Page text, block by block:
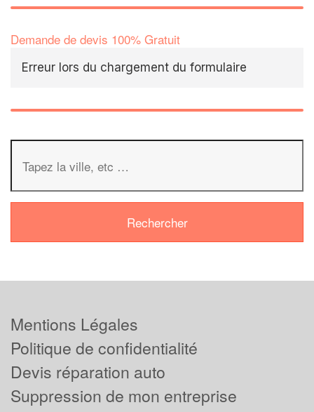
Demande de devis 100% Gratuit
Erreur lors du chargement du formulaire
Mentions Légales
Politique de confidentialité
Devis réparation auto
Suppression de mon entreprise